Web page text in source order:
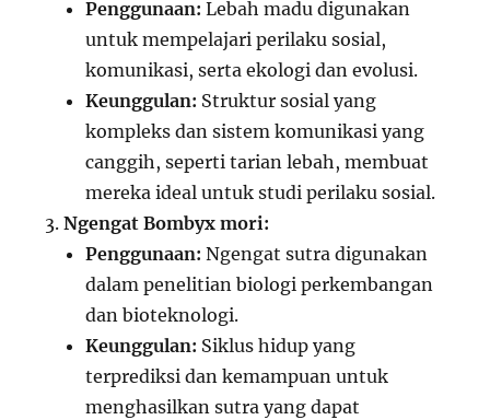
Penggunaan: Lebah madu digunakan
untuk mempelajari perilaku sosial,
komunikasi, serta ekologi dan evolusi.
Keunggulan: Struktur sosial yang
kompleks dan sistem komunikasi yang
canggih, seperti tarian lebah, membuat
mereka ideal untuk studi perilaku sosial.
Ngengat Bombyx mori:
Penggunaan: Ngengat sutra digunakan
dalam penelitian biologi perkembangan
dan bioteknologi.
Keunggulan: Siklus hidup yang
terprediksi dan kemampuan untuk
menghasilkan sutra yang dapat